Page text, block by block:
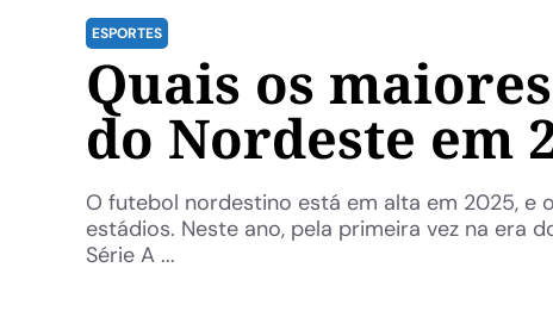
ESPORTES
Quais os
do Nordeste em
O futebol nordestino está em alta em 2025,
estádios. Neste ano, pela primeira vez na era
Série A ...